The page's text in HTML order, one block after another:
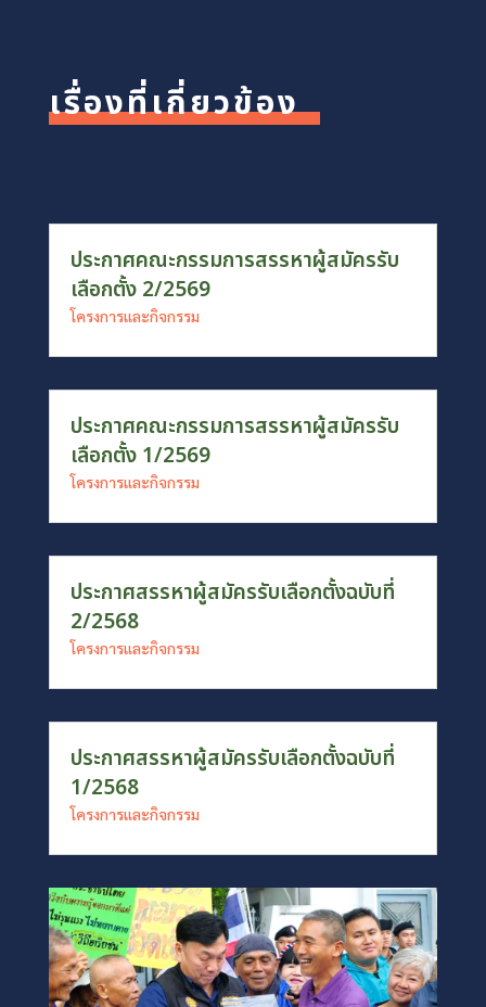
เรื่องที่เกี่ยวข้อง
ประกาศคณะกรรมการสรรหาผู้สมัครรับ
เลือกตั้ง 2/2569
โครงการและกิจกรรม
ประกาศคณะกรรมการสรรหาผู้สมัครรับ
เลือกตั้ง 1/2569
โครงการและกิจกรรม
ประกาศสรรหาผู้สมัครรับเลือกตั้งฉบับที่
2/2568
โครงการและกิจกรรม
ประกาศสรรหาผู้สมัครรับเลือกตั้งฉบับที่
1/2568
โครงการและกิจกรรม